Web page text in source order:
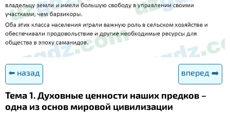
⬅️ назад вперед ➡️
Тема 1. Духовные ценности наших предков –
одна из основ мировой цивилизации